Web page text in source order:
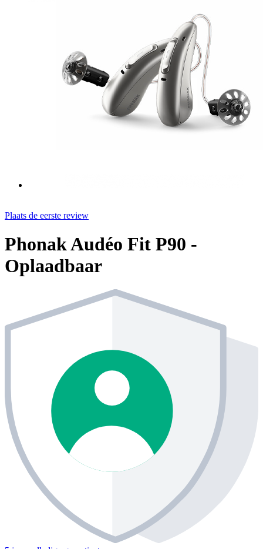
Plaats de eerste review
Phonak Audéo Fit P90 -
Oplaadbaar